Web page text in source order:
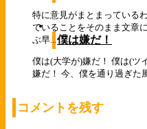
特に意見がまとまっている
ていることをそのまま文章
ぶ早...僕は嫌だ！
僕は(大学が)嫌だ！ 僕は(ツ
嫌だ！ 今、僕を通り過ぎた
コメントを残す